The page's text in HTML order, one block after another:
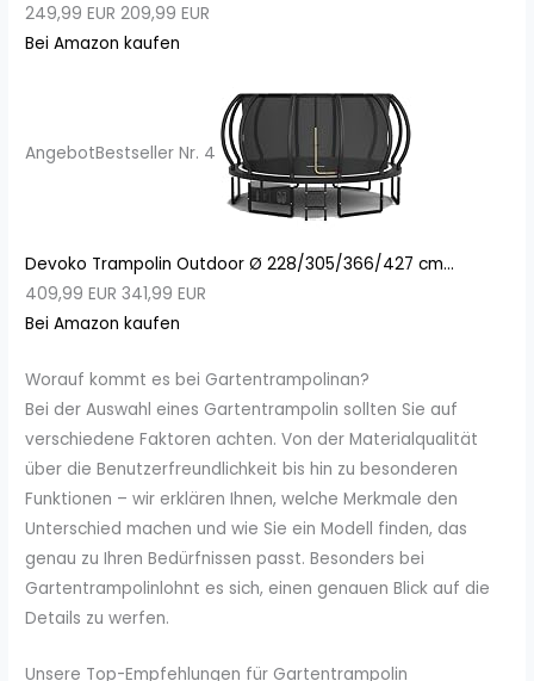
249,99 EUR 209,99 EUR
Bei Amazon kaufen
AngebotBestseller Nr. 4
Devoko Trampolin Outdoor Ø 228/305/366/427 cm...
409,99 EUR 341,99 EUR
Bei Amazon kaufen
Worauf kommt es bei Gartentrampolinan?
Bei der Auswahl eines Gartentrampolin sollten Sie auf
verschiedene Faktoren achten. Von der Materialqualität
über die Benutzerfreundlichkeit bis hin zu besonderen
Funktionen – wir erklären Ihnen, welche Merkmale den
Unterschied machen und wie Sie ein Modell finden, das
genau zu Ihren Bedürfnissen passt. Besonders bei
Gartentrampolinlohnt es sich, einen genauen Blick auf die
Details zu werfen.
Unsere Top-Empfehlungen für Gartentrampolin